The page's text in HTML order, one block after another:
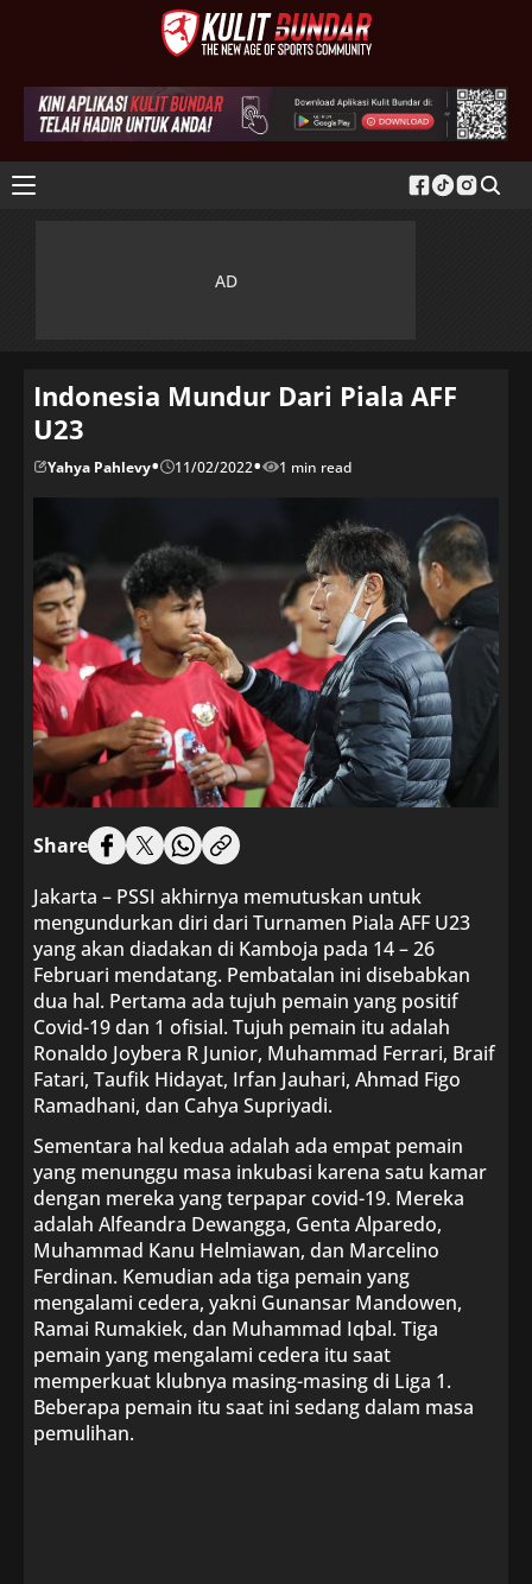
Indonesia Mundur Dari Piala AFF
U23
Yahya Pahlevy• 11/02/2022• 1 min read
Share
Jakarta – PSSI akhirnya memutuskan untuk
mengundurkan diri dari Turnamen Piala AFF U23
yang akan diadakan di Kamboja pada 14 – 26
Februari mendatang. Pembatalan ini disebabkan
dua hal. Pertama ada tujuh pemain yang positif
Covid-19 dan 1 ofisial. Tujuh pemain itu adalah
Ronaldo Joybera R Junior, Muhammad Ferrari, Braif
Fatari, Taufik Hidayat, Irfan Jauhari, Ahmad Figo
Ramadhani, dan Cahya Supriyadi.
Sementara hal kedua adalah ada empat pemain
yang menunggu masa inkubasi karena satu kamar
dengan mereka yang terpapar covid-19. Mereka
adalah Alfeandra Dewangga, Genta Alparedo,
Muhammad Kanu Helmiawan, dan Marcelino
Ferdinan. Kemudian ada tiga pemain yang
mengalami cedera, yakni Gunansar Mandowen,
Ramai Rumakiek, dan Muhammad Iqbal. Tiga
pemain yang mengalami cedera itu saat
memperkuat klubnya masing-masing di Liga 1.
Beberapa pemain itu saat ini sedang dalam masa
pemulihan.